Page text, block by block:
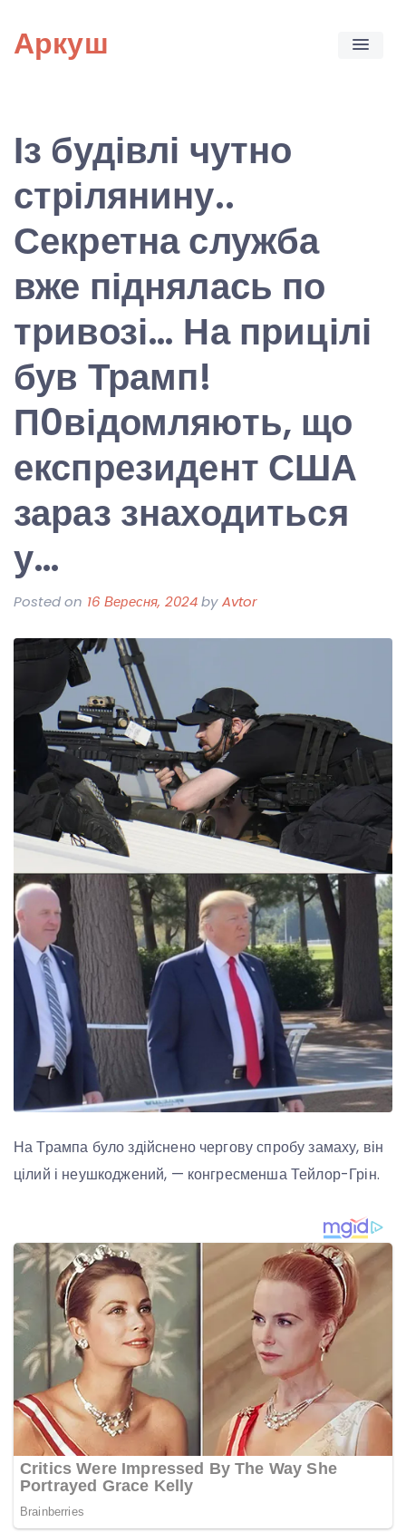
content
Аркуш
Із будівлі чутно
стрілянину..
Секретна служба
вже піднялась по
тривозі… На прицілі
був Трамп!
П0відомляють, що
експрезидент США
зараз знаходиться
у…
Posted on 16 Вересня, 2024byAvtor
На Трампа було здійснено чергову спробу замаху, він
цілий і неушкоджений, — конгресменша Тейлор-Грін.